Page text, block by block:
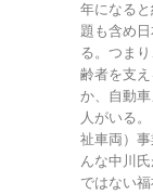
年になる
題も含め
る。つま
齢者を支
か、自動
人がいる
祉車両）
んな中川
ではない